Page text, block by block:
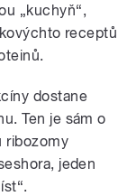
„kuchyň“,
receptů
dostane
Ten je sám o
ribozomy
jeden